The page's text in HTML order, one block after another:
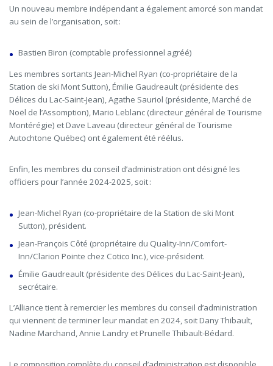
Un nouveau membre indépendant a également amorcé son mandat
au sein de l’organisation, soit :
Bastien Biron (comptable professionnel agréé)
Les membres sortants Jean-Michel Ryan (co-propriétaire de la
Station de ski Mont Sutton), Émilie Gaudreault (présidente des
Délices du Lac-Saint-Jean), Agathe Sauriol (présidente, Marché de
Noël de l’Assomption), Mario Leblanc (directeur général de Tourisme
Montérégie) et Dave Laveau (directeur général de Tourisme
Autochtone Québec) ont également été réélus.
Enfin, les membres du conseil d’administration ont désigné les
officiers pour l’année 2024-2025, soit :
Jean-Michel Ryan (co-propriétaire de la Station de ski Mont
Sutton), président.
Jean-François Côté (propriétaire du Quality-Inn/Comfort-
Inn/Clarion Pointe chez Cotico Inc.), vice-président.
Émilie Gaudreault (présidente des Délices du Lac-Saint-Jean),
secrétaire.
L’Alliance tient à remercier les membres du conseil d’administration
qui viennent de terminer leur mandat en 2024, soit Dany Thibault,
Nadine Marchand, Annie Landry et Prunelle Thibault-Bédard.